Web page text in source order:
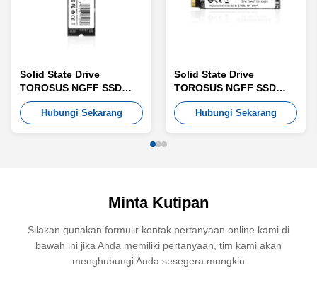
Solid State Drive
TOROSUS NGFF SSD
TN8
Hubungi Sekarang
Solid State Drive
TOROSUS NGFF SSD
TN4
Hubungi Sekarang
Minta Kutipan
Silakan gunakan formulir kontak pertanyaan online kami di
bawah ini jika Anda memiliki pertanyaan, tim kami akan
menghubungi Anda sesegera mungkin